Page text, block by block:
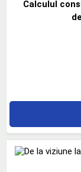
Calculul